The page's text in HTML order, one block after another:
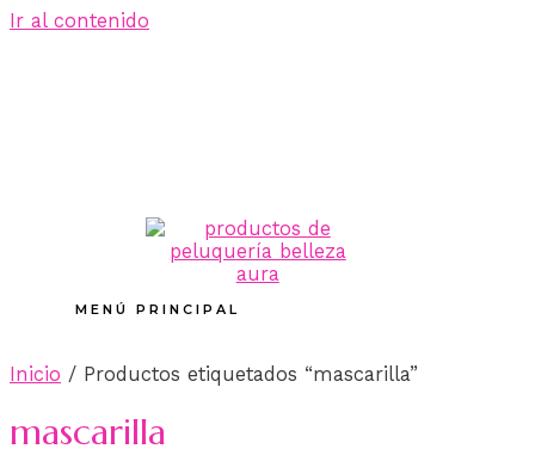
Ir al contenido
MENÚ PRINCIPAL
Inicio / Productos etiquetados “mascarilla”
mascarilla